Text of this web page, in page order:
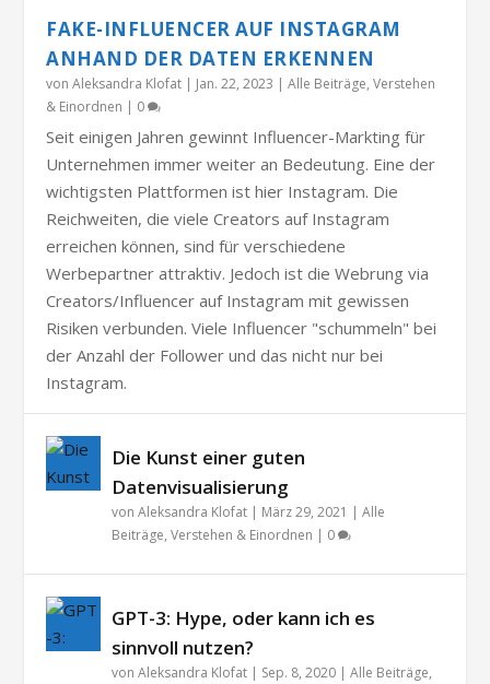
FAKE-INFLUENCER AUF INSTAGRAM
ANHAND DER DATEN ERKENNEN
vonAleksandra Klofat | Jan. 22, 2023 |Alle Beiträge,Verstehen
& Einordnen | 0
Seit einigen Jahren gewinnt Influencer-Markting für
Unternehmen immer weiter an Bedeutung. Eine der
wichtigsten Plattformen ist hier Instagram. Die
Reichweiten, die viele Creators auf Instagram
erreichen können, sind für verschiedene
Werbepartner attraktiv. Jedoch ist die Webrung via
Creators/Influencer auf Instagram mit gewissen
Risiken verbunden. Viele Influencer "schummeln" bei
der Anzahl der Follower und das nicht nur bei
Instagram.
Die Kunst einer guten
Datenvisualisierung
vonAleksandra Klofat | März 29, 2021 |Alle
Beiträge,Verstehen & Einordnen | 0
GPT-3: Hype, oder kann ich es
sinnvoll nutzen?
vonAleksandra Klofat | Sep. 8, 2020 |Alle Beiträge,